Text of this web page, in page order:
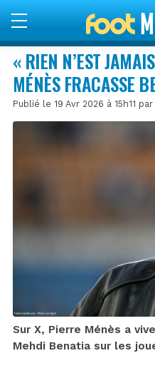
« RIEN N’EST
MÉNÈS FRACASSE
Publié le 19 Avr 2026 à 15h11 par
Sur X, Pierre Ménès a
Mehdi Benatia sur les